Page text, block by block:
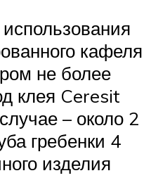
кафеля
не более
клея Ceresit
– около 2
гребенки 4
изделия